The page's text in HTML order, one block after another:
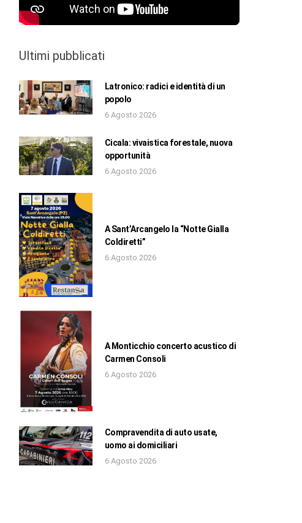
Ultimi pubblicati
Latronico: radici e identità di un
popolo
6 Agosto 2026
Cicala: vivaistica forestale, nuova
opportunità
6 Agosto 2026
A Sant’Arcangelo la “Notte Gialla
Coldiretti”
6 Agosto 2026
A Monticchio concerto acustico di
Carmen Consoli
6 Agosto 2026
Compravendita di auto usate,
uomo ai domiciliari
6 Agosto 2026